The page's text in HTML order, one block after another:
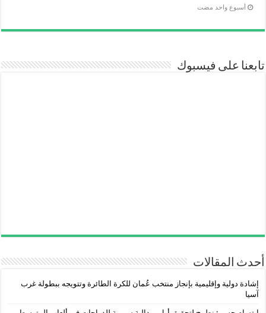
‏أسبوع واحد مضت
تابعنا على فيسبوك
أحدث المقالات
إشادة دولية وإقليمية بإنجاز منتخب عُمان للكرة الطائرة وتتويجه ببطولة غرب
آسيا